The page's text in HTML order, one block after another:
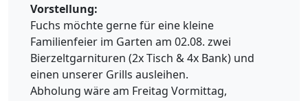
Vorstellung:
Fuchs möchte gerne für eine kleine
Familienfeier im Garten am 02.08. zwei
Bierzeltgarnituren (2x Tisch & 4x Bank) und
einen unserer Grills ausleihen.
Abholung wäre am Freitag Vormittag,